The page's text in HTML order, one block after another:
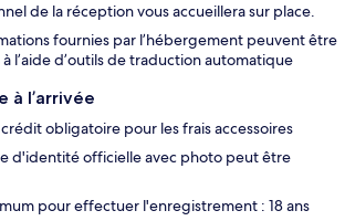
de la réception vous accueillera sur place.
fournies par l’hébergement peuvent être
l’aide d’outils de traduction automatique
à l’arrivée
obligatoire pour les frais accessoires
d'identité officielle avec photo peut être
pour effectuer l'enregistrement : 18 ans